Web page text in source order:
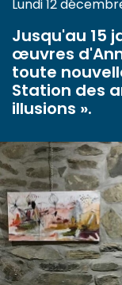
Lundi 12
Jusqu'au 15
œuvres
toute
Station des
illusions ».